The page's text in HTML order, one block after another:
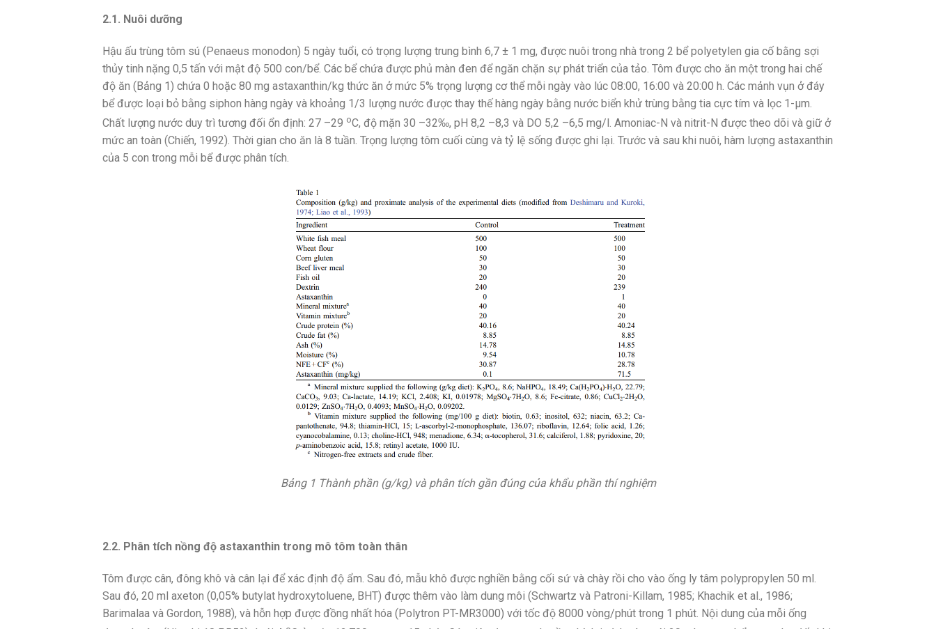
2.1. Nuôi dưỡng
Hậu ấu trùng tôm sú (Penaeus monodon) 5 ngày tuổi, có trọng lượng trung bình 6,7 ± 1 mg, được nuôi trong nhà trong 2 bể polyetylen gia cố bằng sợi
thủy tinh nặng 0,5 tấn với mật độ 500 con/bể. Các bể chứa được phủ màn đen để ngăn chặn sự phát triển của tảo. Tôm được cho ăn một trong hai chế
độ ăn (Bảng 1) chứa 0 hoặc 80 mg astaxanthin/kg thức ăn ở mức 5% trọng lượng cơ thể mỗi ngày vào lúc 08:00, 16:00 và 20:00 h. Các mảnh vụn ở đáy
bể được loại bỏ bằng siphon hàng ngày và khoảng 1/3 lượng nước được thay thế hàng ngày bằng nước biển khử trùng bằng tia cực tím và lọc 1-µm.
Chất lượng nước duy trì tương đối ổn định: 27 –29 oC, độ mặn 30 –32‰, pH 8,2 –8,3 và DO 5,2 –6,5 mg/l. Amoniac-N và nitrit-N được theo dõi và giữ ở
mức an toàn (Chiến, 1992). Thời gian cho ăn là 8 tuần. Trọng lượng tôm cuối cùng và tỷ lệ sống được ghi lại. Trước và sau khi nuôi, hàm lượng astaxanthin
của 5 con trong mỗi bể được phân tích.
Bảng 1 Thành phần (g/kg) và phân tích gần đúng của khẩu phần thí nghiệm
2.2. Phân tích nồng độ astaxanthin trong mô tôm toàn thân
Tôm được cân, đông khô và cân lại để xác định độ ẩm. Sau đó, mẫu khô được nghiền bằng cối sứ và chày rồi cho vào ống ly tâm polypropylen 50 ml.
Sau đó, 20 ml axeton (0,05% butylat hydroxytoluene, BHT) được thêm vào làm dung môi (Schwartz và Patroni-Killam, 1985; Khachik et al., 1986;
Barimalaa và Gordon, 1988), và hỗn hợp được đồng nhất hóa (Polytron PT-MR3000) với tốc độ 8000 vòng/phút trong 1 phút. Nội dung của mỗi ống